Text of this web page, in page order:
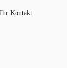
Ihr Kontakt